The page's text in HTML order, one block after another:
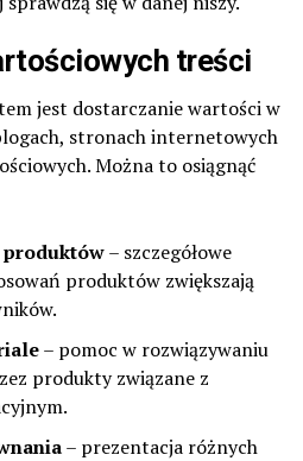
treści
jest dostarczanie wartości w
stronach internetowych
Można to osiągnąć
produktów– szczegółowe
produktów zwiększają
– pomoc w rozwiązywaniu
produkty związane z
– prezentacja różnych